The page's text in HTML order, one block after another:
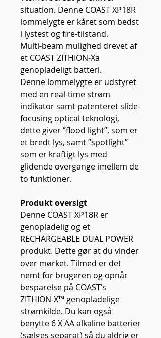
situation. Denne COAST XP18R
lommelygte er kåret som bedst
i lystest og fire-tilstand.
Multi-beam mulighed drevet af
et COAST ZITHION-Xä
genopladeligt batteri.
Denne lommelygte er udstyret
med en real-time strøm
indikator samt patenteret slide-
focusing optical teknologi,
dette giver ”flood light”, som er
et bredt lys, samt ”spotlight”
som er kraftigt lys med
glidende overgange imellem de
to funktioner.
Produkt oversigt
Denne COAST XP18R er
genopladelig og et
RECHARGEABLE DUAL POWER
produkt. Dette gør at du vinder
over mørket. Tilmed er det
nemt for brugeren og opnår
besparelse på COAST’s
ZITHION-X™ genopladelige
strømkilde. Du kan også
benytte 6 X AA alkaline batterier
(sælges separat) så du aldrig er